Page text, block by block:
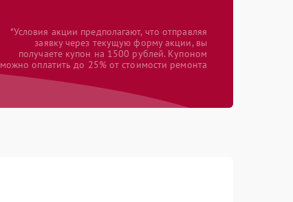
*Условия акции предполагают, что отправляя
заявку через текущую форму акции, вы
получаете купон на 1500 рублей. Купоном
можно оплатить до 25% от стоимости ремонта